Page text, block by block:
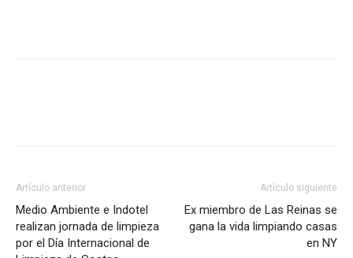
Artículo anterior
Medio Ambiente e Indotel
realizan jornada de limpieza
por el Día Internacional de
Artículo siguiente
Ex miembro de Las Reinas se
gana la vida limpiando casas
en NY